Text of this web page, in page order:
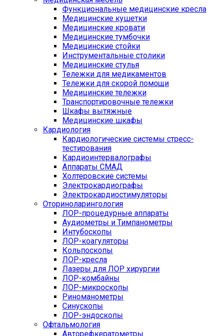
Функциональные медицинские кресла
Медицинские кушетки
Медицинские кровати
Медицинские тумбочки
Медицинские стойки
Инструментальные столики
Медицинские стулья
Тележки для медикаментов
Тележки для скорой помощи
Медицинские тележки
Транспортировочные тележки
Шкафы вытяжные
Медицинские шкафы
Кардиология
Кардиологические системы стресс-
тестирования
Кардиоинтервалографы
Аппараты СМАД
Холтеровские системы
Электрокардиографы
Электрокардиостимуляторы
Оториноларингология
ЛОР-процедурные аппараты
Аудиометры и Тимпанометры
Интубоскопы
ЛОР-коагуляторы
Кольпоскопы
ЛОР-кресла
Лазеры для ЛОР хирургии
ЛОР-комбайны
ЛОР-микроскопы
Риноманометры
Синускопы
ЛОР-эндоскопы
Офтальмология
Авторефкератометры